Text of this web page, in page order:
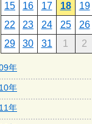
15
16 17 18 19
22
23 24 25 26
29
30 31 1 2
年
年
年